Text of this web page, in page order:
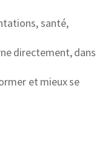
santé,
directement, dans
et mieux se